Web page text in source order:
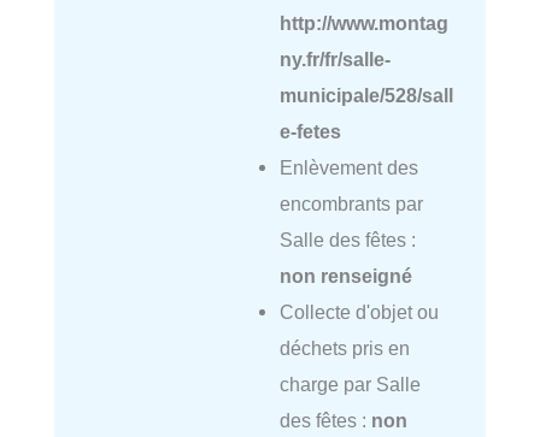
http://www.montag
ny.fr/fr/salle-
municipale/528/sall
e-fetes
Enlèvement des
encombrants par
Salle des fêtes :
non renseigné
Collecte d'objet ou
déchets pris en
charge par Salle
des fêtes : non